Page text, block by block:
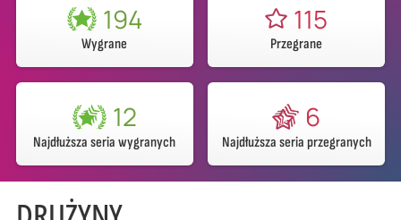
194
Wygrane
115
Przegrane
12
Najdłuższa seria wygranych
6
Najdłuższa seria przegranych